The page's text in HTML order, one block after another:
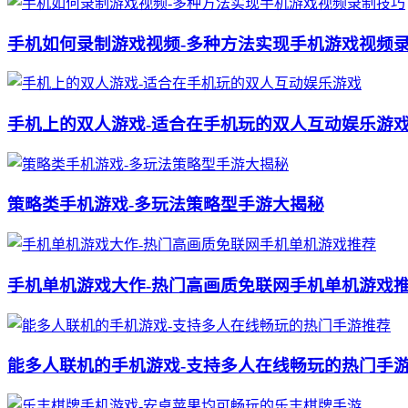
手机如何录制游戏视频-多种方法实现手机游戏视频
手机上的双人游戏-适合在手机玩的双人互动娱乐游
策略类手机游戏-多玩法策略型手游大揭秘
手机单机游戏大作-热门高画质免联网手机单机游戏
能多人联机的手机游戏-支持多人在线畅玩的热门手